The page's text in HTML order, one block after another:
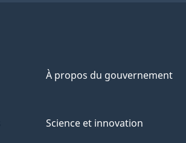
À propos du gouvernement
Science et innovation